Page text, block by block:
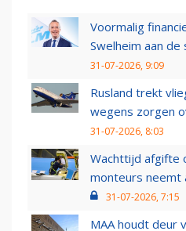
Voormalig
Swelheim aan de
31-07-2026, 9:09
Rusland trekt
wegens zorgen
31-07-2026, 8:03
Wachttijd afgifte
monteurs neemt
31-07-2026, 7:15
MAA houdt deur